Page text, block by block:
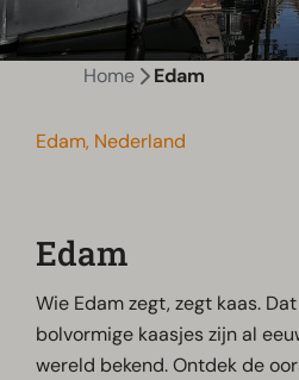
Home Edam
Edam, Nederland
Edam
Wie Edam zegt, zegt kaas.
bolvormige kaasjes zijn al
wereld bekend. Ontdek de